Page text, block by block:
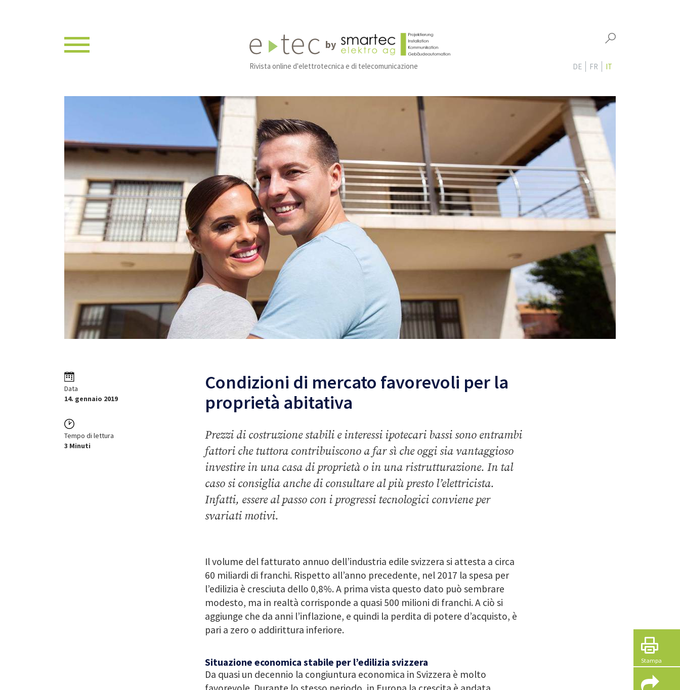
Stampa
by
Rivista online d'elettrotecnica e di telecomunicazione DE FR IT
Data
14. gennaio 2019
Tempo di lettura
3 Minuti
Condizioni di mercato favorevoli per la
proprietà abitativa
Prezzi di costruzione stabili e interessi ipotecari bassi sono entrambi
fattori che tuttora contribuiscono a far sì che oggi sia vantaggioso
investire in una casa di proprietà o in una ristrutturazione. In tal
caso si consiglia anche di consultare al più presto l’elettricista.
Infatti, essere al passo con i progressi tecnologici conviene per
svariati motivi.
Il volume del fatturato annuo dell’industria edile svizzera si attesta a circa
60 miliardi di franchi. Rispetto all’anno precedente, nel 2017 la spesa per
l’edilizia è cresciuta dello 0,8%. A prima vista questo dato può sembrare
modesto, ma in realtà corrisponde a quasi 500 milioni di franchi. A ciò si
aggiunge che da anni l’inflazione, e quindi la perdita di potere d’acquisto, è
pari a zero o addirittura inferiore.
Situazione economica stabile per l’edilizia svizzera
Da quasi un decennio la congiuntura economica in Svizzera è molto